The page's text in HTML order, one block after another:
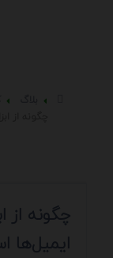
چگونه از
ایمیل‌ها